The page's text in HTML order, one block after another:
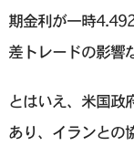
期金利が一時
差トレードの影響
とはいえ、米国政
あり、イランとの